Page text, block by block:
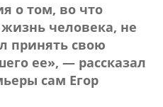
о том, во что
человека, не
принять свою
ее», — рассказал
сам Егор